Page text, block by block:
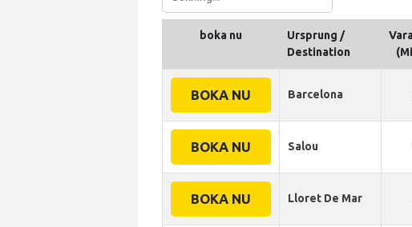
boka nu
Ursprung /
Destination
BOKA NU Barcelona
BOKA NU Salou
BOKA NU Lloret De Mar